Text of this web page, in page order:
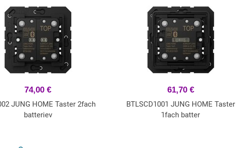
74,00 €
JUNG HOME Taster 2fach
batteriev
61,70 €
BTLSCD1001 JUNG HOME Taster
1fach batter